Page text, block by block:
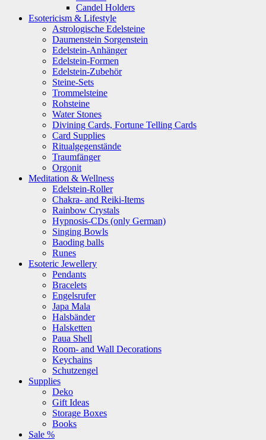
Candel Holders
Esotericism & Lifestyle
Astrologische Edelsteine
Daumenstein Sorgenstein
Edelstein-Anhänger
Edelstein-Formen
Edelstein-Zubehör
Steine-Sets
Trommelsteine
Rohsteine
Water Stones
Divining Cards, Fortune Telling Cards
Card Supplies
Ritualgegenstände
Traumfänger
Orgonit
Meditation & Wellness
Edelstein-Roller
Chakra- and Reiki-Items
Rainbow Crystals
Hypnosis-CDs (only German)
Singing Bowls
Baoding balls
Runes
Esoteric Jewellery
Pendants
Bracelets
Engelsrufer
Japa Mala
Halsbänder
Halsketten
Paua Shell
Room- and Wall Decorations
Keychains
Schutzengel
Supplies
Deko
Gift Ideas
Storage Boxes
Books
Sale %